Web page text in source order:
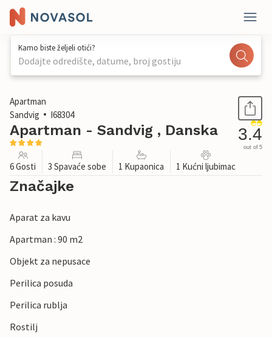
Kamo biste željeli otići?
Dodajte odredište, datume, broj gostiju
1 / 42
Apartman
Sandvig
I68304
Apartman - Sandvig , Danska 3.4
out of 5
6 Gosti 3 Spavaće sobe 1 Kupaonica 1 Kućni ljubimac
Značajke
Aparat za kavu
Apartman : 90 m2
Objekt za nepusace
Perilica posuda
Perilica rublja
Rostilj